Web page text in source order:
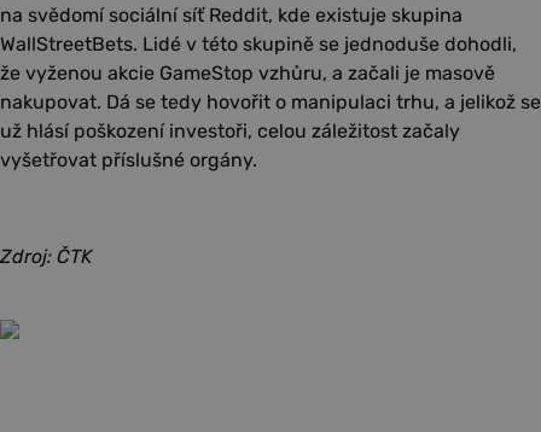
na svědomí sociální síť Reddit, kde existuje skupina
WallStreetBets. Lidé v této skupině se jednoduše dohodli,
že vyženou akcie GameStop vzhůru, a začali je masově
nakupovat. Dá se tedy hovořit o manipulaci trhu, a jelikož se
už hlásí poškození investoři, celou záležitost začaly
vyšetřovat příslušné orgány.
Zdroj: ČTK